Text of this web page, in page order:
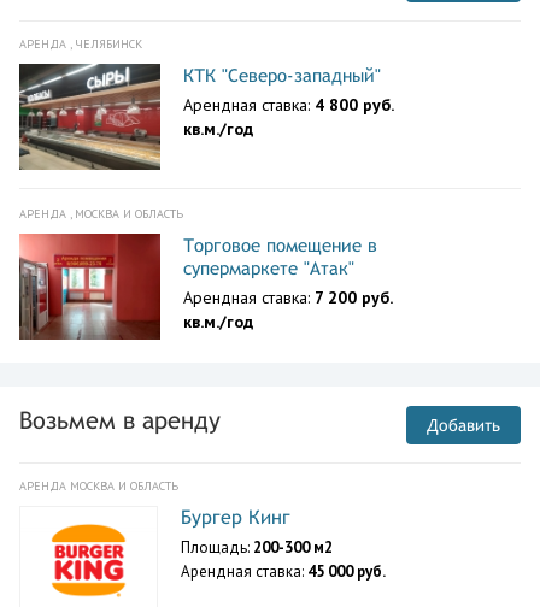
АРЕНДА , ЧЕЛЯБИНСК
КТК "Северо-западный"
Арендная ставка: 4 800 руб.
кв.м./год
АРЕНДА , МОСКВА И ОБЛАСТЬ
Торговое помещение в
супермаркете "Атак"
Арендная ставка: 7 200 руб.
кв.м./год
Возьмем в аренду Добавить
АРЕНДА МОСКВА И ОБЛАСТЬ
Бургер Кинг
Площадь: 200-300 м2
Арендная ставка: 45 000 руб.